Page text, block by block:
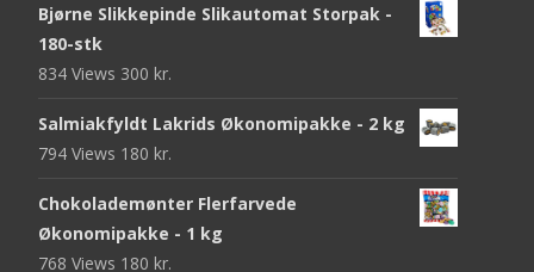
Bjørne Slikkepinde Slikautomat Storpak -
180-stk
834 Views 300 kr.
Salmiakfyldt Lakrids Økonomipakke - 2 kg
794 Views 180 kr.
Chokolademønter Flerfarvede
Økonomipakke - 1 kg
768 Views 180 kr.